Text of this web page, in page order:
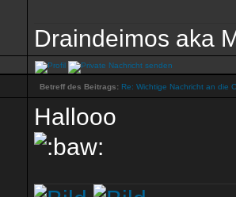
Draindeimos aka
Betreff des Beitrags: Re: Wichtige Nachricht an die
Hallooo